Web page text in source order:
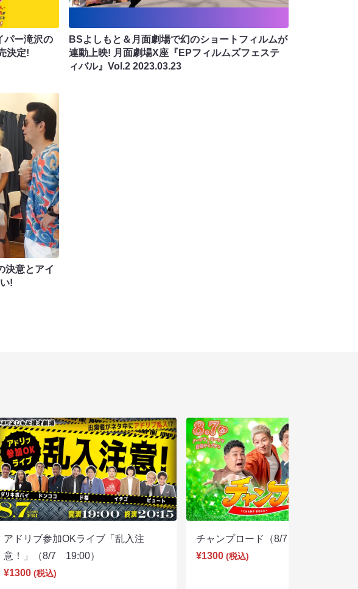
パー滝沢の
決定!
BSよしもと＆月面劇場で幻のショートフィルムが
連動上映! 月面劇場X座『EPフィルムズフェステ
ィバル』Vol.2 2023.03.23
決意とアイ
!
アドリブ参加OKライブ「乱入注
意！」（8/7 19:00）
¥1300 (税込)
チャンプロード（8/7 19:30）
¥1300 (税込)